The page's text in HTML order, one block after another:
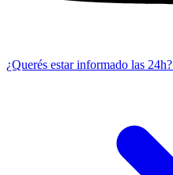
¿Querés estar informado las 24h?